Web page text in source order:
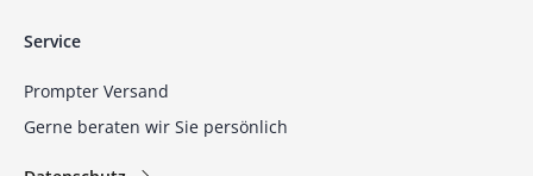
Service
Prompter Versand
Gerne beraten wir Sie persönlich